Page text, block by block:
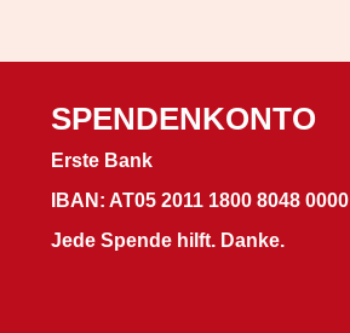
SPENDENKONTO
Erste Bank
IBAN: AT05 2011 1800 8048 0000
Jede Spende hilft. Danke.